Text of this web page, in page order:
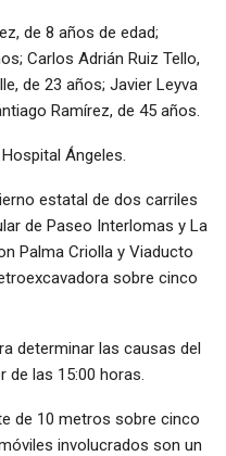
de 8 años de edad;
Carlos Adrián Ruiz Tello,
de 23 años; Javier Leyva
Ramírez, de 45 años.
Ángeles.
estatal de dos carriles
de Paseo Interlomas y La
Palma Criolla y Viaducto
sobre cinco
determinar las causas del
de las 15:00 horas.
de 10 metros sobre cinco
involucrados son un